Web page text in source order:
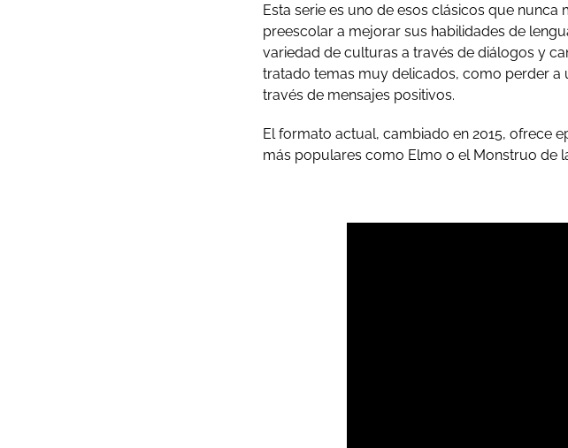
Esta serie es uno de esos clásicos que
preescolar a mejorar sus habilidades de
variedad de culturas a través de diálogos y
tratado temas muy delicados, como perder a
través de mensajes positivos.
El formato actual, cambiado en 2015, ofrece
más populares como Elmo o el Monstruo de